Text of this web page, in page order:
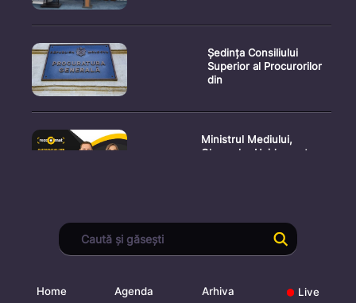
Ședința Consiliului
Superior al Procurorilor
din
Ministrul Mediului,
Gheorghe Hajder, este
Consultări publice privind
proiectul de lege pent
Home Agenda Arhiva Live